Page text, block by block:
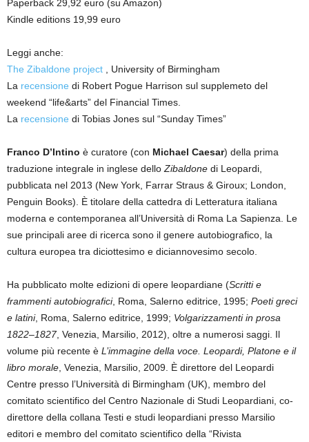
Paperback 29,92 euro (su Amazon)
Kindle editions 19,99 euro
Leggi anche:
The Zibaldone project , University of Birmingham
La recensione di Robert Pogue Harrison sul supplemeto del
weekend “life&arts” del Financial Times.
La recensione di Tobias Jones sul “Sunday Times”
Franco D’Intino è curatore (con Michael Caesar) della prima
traduzione integrale in inglese delloZibaldone di Leopardi,
pubblicata nel 2013 (New York, Farrar Straus & Giroux; London,
Penguin Books). È titolare della cattedra di Letteratura italiana
moderna e contemporanea all’Università di Roma La Sapienza. Le
sue principali aree di ricerca sono il genere autobiografico, la
cultura europea tra diciottesimo e diciannovesimo secolo.
Ha pubblicato molte edizioni di opere leopardiane (Scritti e
frammenti autobiografici, Roma, Salerno editrice, 1995; Poeti greci
e latini, Roma, Salerno editrice, 1999; Volgarizzamenti in prosa
1822–1827, Venezia, Marsilio, 2012), oltre a numerosi saggi. Il
volume più recente è L’immagine della voce. Leopardi, Platone e il
libro morale, Venezia, Marsilio, 2009. È direttore del Leopardi
Centre presso l’Università di Birmingham (UK), membro del
comitato scientifico del Centro Nazionale di Studi Leopardiani, co-
direttore della collana Testi e studi leopardiani presso Marsilio
editori e membro del comitato scientifico della “Rivista